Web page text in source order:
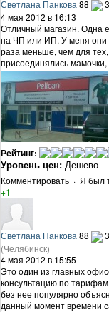
Светлана Панкова 88
4 мая 2012 в 16:13
Отличный магазин. Одна
на ЧП или ИП. У меня они
раза меньше, чем для тех,
присоединялись мамочки,
Рейтинг:
Уровень цен: Дешево
Комментировать · Я был
+1
Светлана Панкова 88
(Челябинск)
4 мая 2012 в 15:55
Это один из главных
консультацию по
без нее популярно
данный момент времени